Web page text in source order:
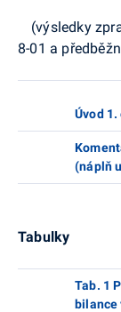
(výsledky
8-01 a
Úvod 1.
(náplň
Tabulky
Tab. 1
bilance